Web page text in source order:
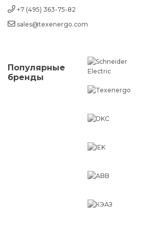
+7 (495) 363-75-82
sales@texenergo.com
Популярные
бренды